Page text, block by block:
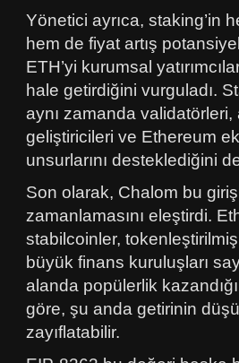
Yönetici ayrıca, staking’in
hem de fiyat artış
ETH’yi kurumsal
hale getirdiğini vurguladı.
aynı zamanda validatörleri,
geliştiricileri ve Ethereum
unsurlarını desteklediğini
Son olarak, Chalom bu
zamanlamasını eleştirdi.
stabilcoinler,
büyük finans kuruluşları
alanda popülerlik
göre, şu anda getirinin
zayıflatabilir.